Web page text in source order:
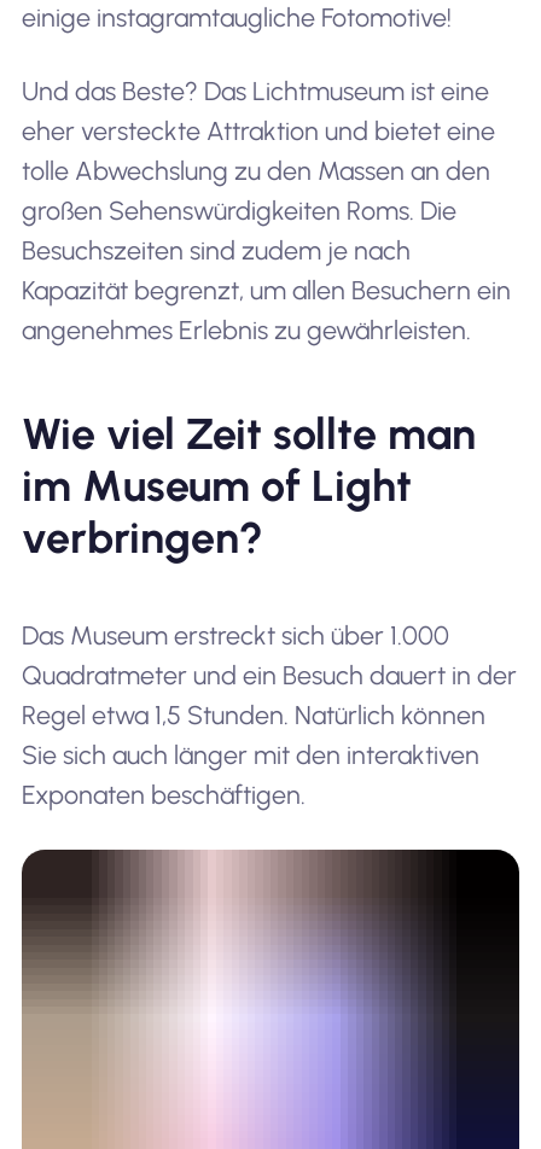
einige instagramtaugliche Fotomotive!
Und das Beste? Das Lichtmuseum ist eine
eher versteckte Attraktion und bietet eine
tolle Abwechslung zu den Massen an den
großen Sehenswürdigkeiten Roms. Die
Besuchszeiten sind zudem je nach
Kapazität begrenzt, um allen Besuchern ein
angenehmes Erlebnis zu gewährleisten.
Wie viel Zeit sollte man
im Museum of Light
verbringen?
Das Museum erstreckt sich über 1.000
Quadratmeter und ein Besuch dauert in der
Regel etwa 1,5 Stunden. Natürlich können
Sie sich auch länger mit den interaktiven
Exponaten beschäftigen.